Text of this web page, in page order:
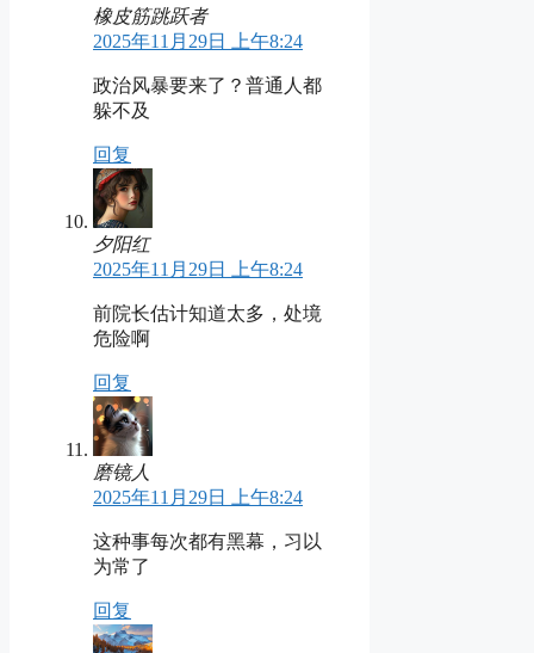
橡皮筋跳跃者
2025年11月29日 上午8:24
政治风暴要来了？普通人都
躲不及
回复
夕阳红
2025年11月29日 上午8:24
前院长估计知道太多，处境
危险啊
回复
磨镜人
2025年11月29日 上午8:24
这种事每次都有黑幕，习以
为常了
回复